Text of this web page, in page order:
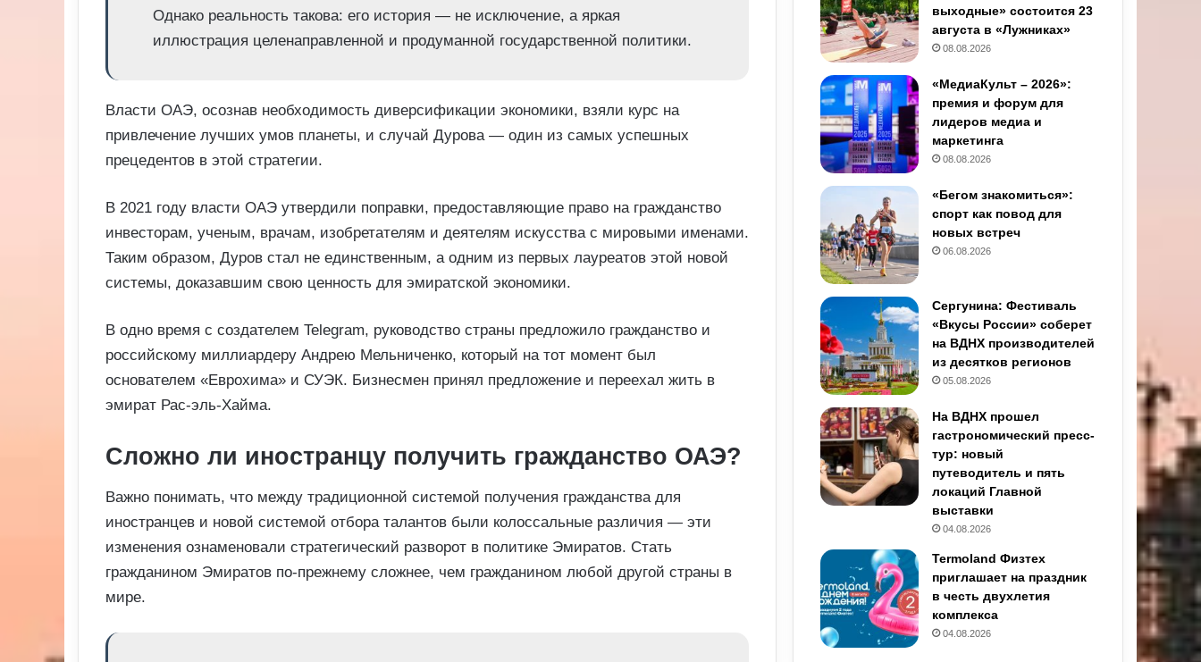
Однако реальность такова: его история — не исключение, а яркая
иллюстрация целенаправленной и продуманной государственной политики.
Власти ОАЭ, осознав необходимость диверсификации экономики, взяли курс на
привлечение лучших умов планеты, и случай Дурова — один из самых успешных
прецедентов в этой стратегии.
В 2021 году власти ОАЭ утвердили поправки, предоставляющие право на гражданство
инвесторам, ученым, врачам, изобретателям и деятелям искусства с мировыми именами.
Таким образом, Дуров стал не единственным, а одним из первых лауреатов этой новой
системы, доказавшим свою ценность для эмиратской экономики.
В одно время с создателем Telegram, руководство страны предложило гражданство и
российскому миллиардеру Андрею Мельниченко, который на тот момент был
основателем «Еврохима» и СУЭК. Бизнесмен принял предложение и переехал жить в
эмират Рас-эль-Хайма.
Сложно ли иностранцу получить гражданство ОАЭ?
Важно понимать, что между традиционной системой получения гражданства для
иностранцев и новой системой отбора талантов были колоссальные различия — эти
изменения ознаменовали стратегический разворот в политике Эмиратов. Стать
гражданином Эмиратов по-прежнему сложнее, чем гражданином любой другой страны в
мире.
выходные» состоится 23
августа в «Лужниках»
08.08.2026
«МедиаКульт – 2026»:
премия и форум для
лидеров медиа и
маркетинга
08.08.2026
«Бегом знакомиться»:
спорт как повод для
новых встреч
06.08.2026
Сергунина: Фестиваль
«Вкусы России» соберет
на ВДНХ производителей
из десятков регионов
05.08.2026
На ВДНХ прошел
гастрономический пресс-
тур: новый
путеводитель и пять
локаций Главной
выставки
04.08.2026
Termoland Физтех
приглашает на праздник
в честь двухлетия
комплекса
04.08.2026